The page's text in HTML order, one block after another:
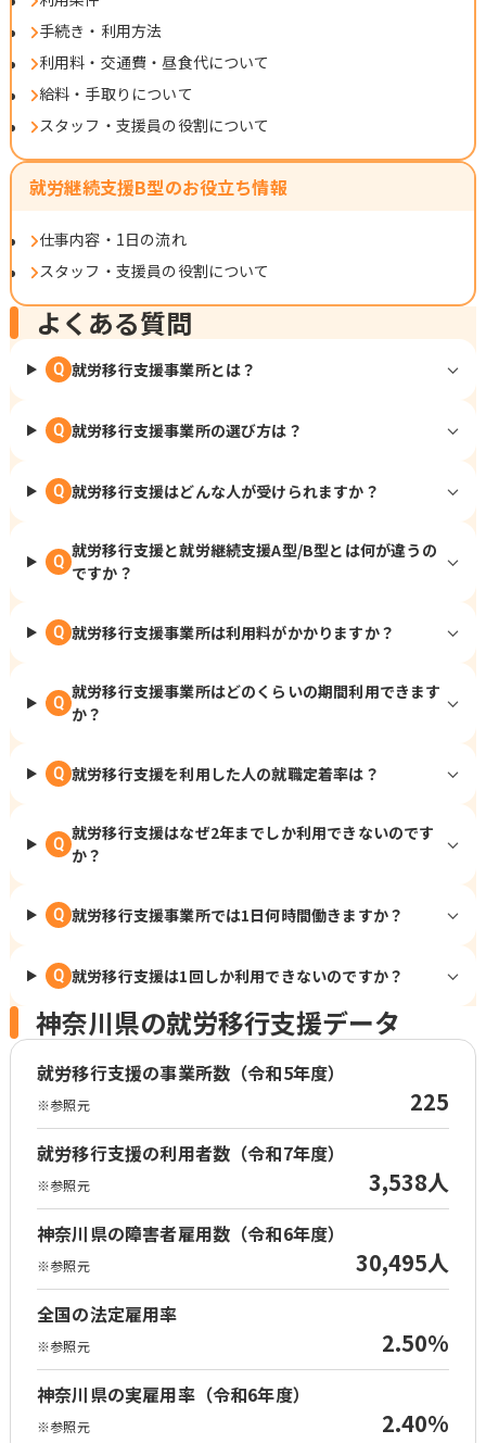
手続き・利用方法
利用料・交通費・昼食代について
給料・手取りについて
スタッフ・支援員の役割について
就労継続支援B型のお役立ち情報
仕事内容・1日の流れ
スタッフ・支援員の役割について
よくある質問
Q 就労移行支援事業所とは？
Q 就労移行支援事業所の選び方は？
Q 就労移行支援はどんな人が受けられますか？
Q
就労移行支援と就労継続支援A型/B型とは何が違うの
ですか？
Q 就労移行支援事業所は利用料がかかりますか？
Q
就労移行支援事業所はどのくらいの期間利用できます
か？
Q 就労移行支援を利用した人の就職定着率は？
Q
就労移行支援はなぜ2年までしか利用できないのです
か？
Q 就労移行支援事業所では1日何時間働きますか？
Q 就労移行支援は1回しか利用できないのですか？
神奈川県の就労移行支援データ
就労移行支援の事業所数（令和5年度）
※参照元 225
就労移行支援の利用者数（令和7年度）
※参照元 3,538人
神奈川県の障害者雇用数（令和6年度）
※参照元 30,495人
全国の法定雇用率
※参照元 2.50%
神奈川県の実雇用率（令和6年度）
※参照元 2.40%